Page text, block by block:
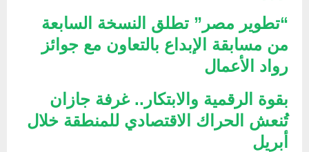
“تطوير مصر” تطلق النسخة السابعة
من مسابقة الإبداع بالتعاون مع جوائز
رواد الأعمال
بقوة الرقمية والابتكار.. غرفة جازان
تُنعش الحراك الاقتصادي للمنطقة خلال
أبريل